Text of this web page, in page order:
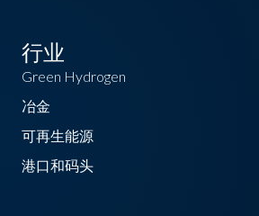
行业
Green Hydrogen
冶金
可再生能源
港口和码头